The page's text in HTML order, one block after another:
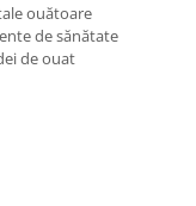
ouătoare
de sănătate
de ouat